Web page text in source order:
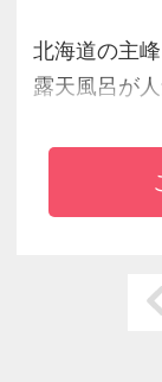
北海道の主
露天風呂が
大雪連峰が
り漂うハー
たりとした